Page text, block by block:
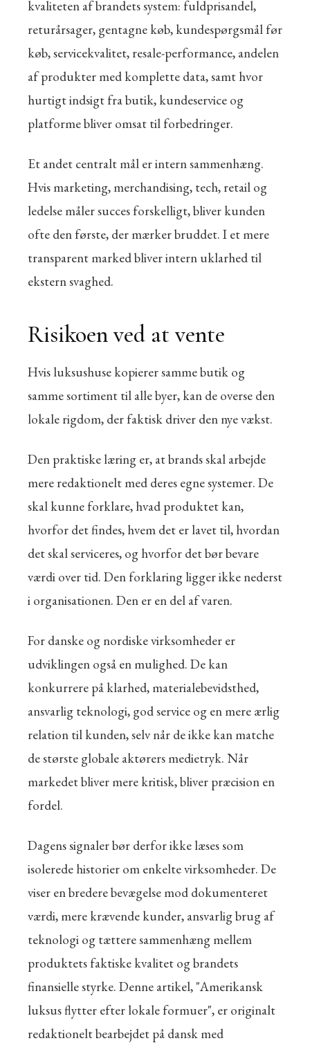
kvaliteten af brandets system: fuldprisandel,
returårsager, gentagne køb, kundespørgsmål før
køb, servicekvalitet, resale-performance, andelen
af produkter med komplette data, samt hvor
hurtigt indsigt fra butik, kundeservice og
platforme bliver omsat til forbedringer.
Et andet centralt mål er intern sammenhæng.
Hvis marketing, merchandising, tech, retail og
ledelse måler succes forskelligt, bliver kunden
ofte den første, der mærker bruddet. I et mere
transparent marked bliver intern uklarhed til
ekstern svaghed.
Risikoen ved at vente
Hvis luksushuse kopierer samme butik og
samme sortiment til alle byer, kan de overse den
lokale rigdom, der faktisk driver den nye vækst.
Den praktiske læring er, at brands skal arbejde
mere redaktionelt med deres egne systemer. De
skal kunne forklare, hvad produktet kan,
hvorfor det findes, hvem det er lavet til, hvordan
det skal serviceres, og hvorfor det bør bevare
værdi over tid. Den forklaring ligger ikke nederst
i organisationen. Den er en del af varen.
For danske og nordiske virksomheder er
udviklingen også en mulighed. De kan
konkurrere på klarhed, materialebevidsthed,
ansvarlig teknologi, god service og en mere ærlig
relation til kunden, selv når de ikke kan matche
de største globale aktørers medietryk. Når
markedet bliver mere kritisk, bliver præcision en
fordel.
Dagens signaler bør derfor ikke læses som
isolerede historier om enkelte virksomheder. De
viser en bredere bevægelse mod dokumenteret
værdi, mere krævende kunder, ansvarlig brug af
teknologi og tættere sammenhæng mellem
produktets faktiske kvalitet og brandets
finansielle styrke. Denne artikel, "Amerikansk
luksus flytter efter lokale formuer", er originalt
redaktionelt bearbejdet på dansk med